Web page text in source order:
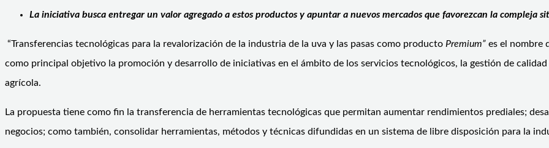
La iniciativa busca entregar un valor agregado a estos productos y apuntar a nuevos mercados que favorezcan la compleja
“Transferencias tecnológicas para la revalorización de la industria de la uva y las pasas como producto Premium” es el nombre
como principal objetivo la promoción y desarrollo de iniciativas en el ámbito de los servicios tecnológicos, la gestión de
agrícola.
La propuesta tiene como fin la transferencia de herramientas tecnológicas que permitan aumentar rendimientos prediales;
negocios; como también, consolidar herramientas, métodos y técnicas difundidas en un sistema de libre disposición para la